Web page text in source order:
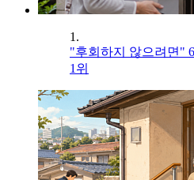
1.
"후회하지 않으려면"
1위